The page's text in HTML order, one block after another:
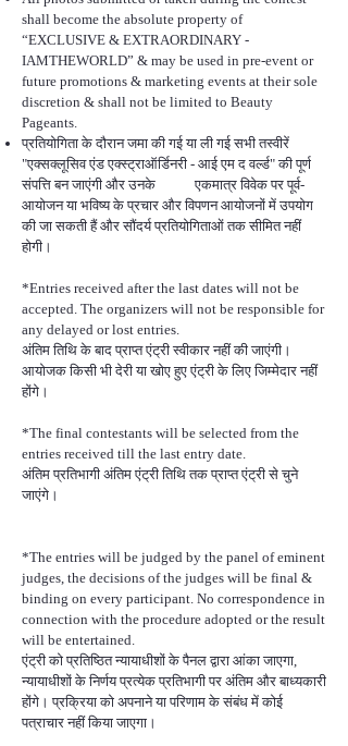
shall become the absolute property of
“EXCLUSIVE & EXTRAORDINARY -
IAMTHEWORLD” & may be used in pre-event or
future promotions & marketing events at their sole
discretion & shall not be limited to Beauty
Pageants.
प्रतियोगिता के दौरान जमा की गई या ली गई सभी तस्वीरें
"एक्सक्लूसिव एंड एक्स्ट्राऑर्डिनरी - आई एम द वर्ल्ड" की पूर्ण
संपत्ति बन जाएंगी और उनके एकमात्र विवेक पर पूर्व-
आयोजन या भविष्य के प्रचार और विपणन आयोजनों में उपयोग
की जा सकती हैं और सौंदर्य प्रतियोगिताओं तक सीमित नहीं
होगी।
*Entries received after the last dates will not be
accepted. The organizers will not be responsible for
any delayed or lost entries.
अंतिम तिथि के बाद प्राप्त एंट्री स्वीकार नहीं की जाएंगी।
आयोजक किसी भी देरी या खोए हुए एंट्री के लिए जिम्मेदार नहीं
होंगे।
*The final contestants will be selected from the
entries received till the last entry date.
अंतिम प्रतिभागी अंतिम एंट्री तिथि तक प्राप्त एंट्री से चुने
जाएंगे।
*The entries will be judged by the panel of eminent
judges, the decisions of the judges will be final &
binding on every participant. No correspondence in
connection with the procedure adopted or the result
will be entertained.
एंट्री को प्रतिष्ठित न्यायाधीशों के पैनल द्वारा आंका जाएगा,
न्यायाधीशों के निर्णय प्रत्येक प्रतिभागी पर अंतिम और बाध्यकारी
होंगे। प्रक्रिया को अपनाने या परिणाम के संबंध में कोई
पत्राचार नहीं किया जाएगा।